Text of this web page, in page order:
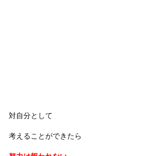
対自分として
考えることができたら